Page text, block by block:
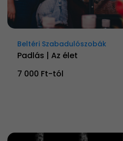
Beltéri Szabadulószobák
Padlás | Az élet
7 000 Ft-tól